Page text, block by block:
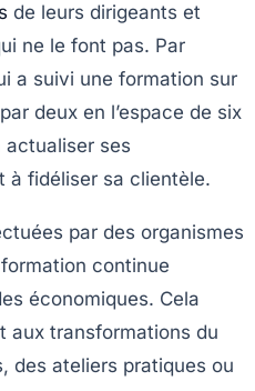
de leurs dirigeants et
ne le font pas. Par
a suivi une formation sur
deux en l’espace de six
actualiser ses
à fidéliser sa clientèle.
par des organismes
formation continue
économiques. Cela
aux transformations du
, des ateliers pratiques ou